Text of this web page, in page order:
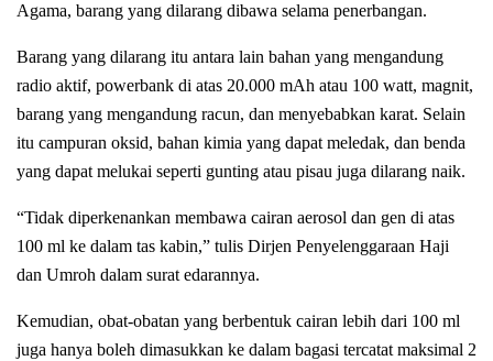
Agama, barang yang dilarang dibawa selama penerbangan.
Barang yang dilarang itu antara lain bahan yang mengandung
radio aktif, powerbank di atas 20.000 mAh atau 100 watt, magnit,
barang yang mengandung racun, dan menyebabkan karat. Selain
itu campuran oksid, bahan kimia yang dapat meledak, dan benda
yang dapat melukai seperti gunting atau pisau juga dilarang naik.
“Tidak diperkenankan membawa cairan aerosol dan gen di atas
100 ml ke dalam tas kabin,” tulis Dirjen Penyelenggaraan Haji
dan Umroh dalam surat edarannya.
Kemudian, obat-obatan yang berbentuk cairan lebih dari 100 ml
juga hanya boleh dimasukkan ke dalam bagasi tercatat maksimal 2